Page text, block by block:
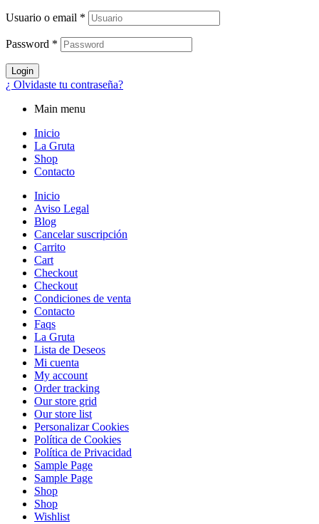
Usuario o email *
Password *
Login
¿ Olvidaste tu contraseña?
Main menu
Inicio
La Gruta
Shop
Contacto
Inicio
Aviso Legal
Blog
Cancelar suscripción
Carrito
Cart
Checkout
Checkout
Condiciones de venta
Contacto
Faqs
La Gruta
Lista de Deseos
Mi cuenta
My account
Order tracking
Our store grid
Our store list
Personalizar Cookies
Política de Cookies
Política de Privacidad
Sample Page
Sample Page
Shop
Shop
Wishlist